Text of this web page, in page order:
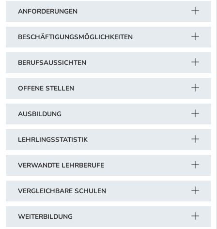
ANFORDERUNGEN
BESCHÄFTIGUNGSMÖGLICHKEITEN
BERUFSAUSSICHTEN
OFFENE STELLEN
AUSBILDUNG
LEHRLINGSSTATISTIK
VERWANDTE LEHRBERUFE
VERGLEICHBARE SCHULEN
WEITERBILDUNG